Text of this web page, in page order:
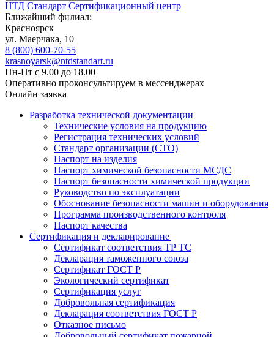
НТД Стандарт Сертификационный центр
Ближайший филиал:
Красноярск
ул. ​​​Маерчака, 10
8 (800) 600-70-55
krasnoyarsk@ntdstandart.ru
Пн-Пт с 9.00 до 18.00
Оперативно проконсультируем в мессенджерах
Онлайн заявка
Разработка технической документации
Технические условия на продукцию
Регистрация технических условий
Стандарт организации (СТО)
Паспорт на изделия
Паспорт химической безопасности МСДС
Паспорт безопасности химической продукции
Руководство по эксплуатации
Обоснование безопасности машин и оборудования
Программа производственного контроля
Паспорт качества
Сертификация и декларирование
Сертификат соответствия ТР ТС
Декларация таможенного союза
Сертификат ГОСТ Р
Экологический сертификат
Сертификация услуг
Добровольная сертификация
Декларация соответствия ГОСТ Р
Отказное письмо